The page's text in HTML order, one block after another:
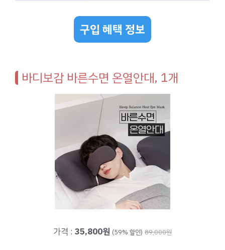
구입 혜택 정보
바디보감 바른수면 온열안대, 1개
가격 : 35,800원 (59% 할인) 89,000원